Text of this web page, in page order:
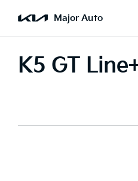
Major Auto
K5 GT